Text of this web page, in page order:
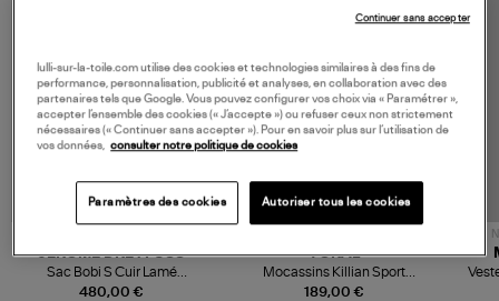
480,00 €
JEROME DREYFUSS
Sac Bobi S Cuir Lamé
Champagne
189,00 €
TORAL
Mocassins Killian Sport
Mousse
lulli-sur-la-toile.com utilise des cookies et technologies similaires à des fins de
performance, personnalisation, publicité et analyses, en collaboration avec des
partenaires tels que Google. Vous pouvez configurer vos choix via « Paramétrer »,
accepter l’ensemble des cookies (« J’accepte ») ou refuser ceux non strictement
nécessaires (« Continuer sans accepter »). Pour en savoir plus sur l’utilisation de
vos données, consulter notre politique de cookies
Paramètres des cookies Autoriser tous les cookies
Continuer sans accepter